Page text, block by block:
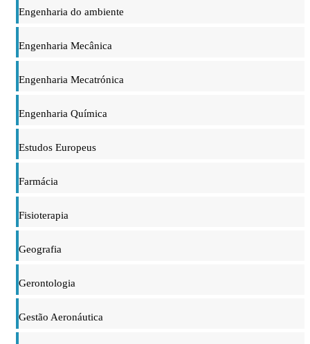
Engenharia do ambiente
Engenharia Mecânica
Engenharia Mecatrónica
Engenharia Química
Estudos Europeus
Farmácia
Fisioterapia
Geografia
Gerontologia
Gestão Aeronáutica